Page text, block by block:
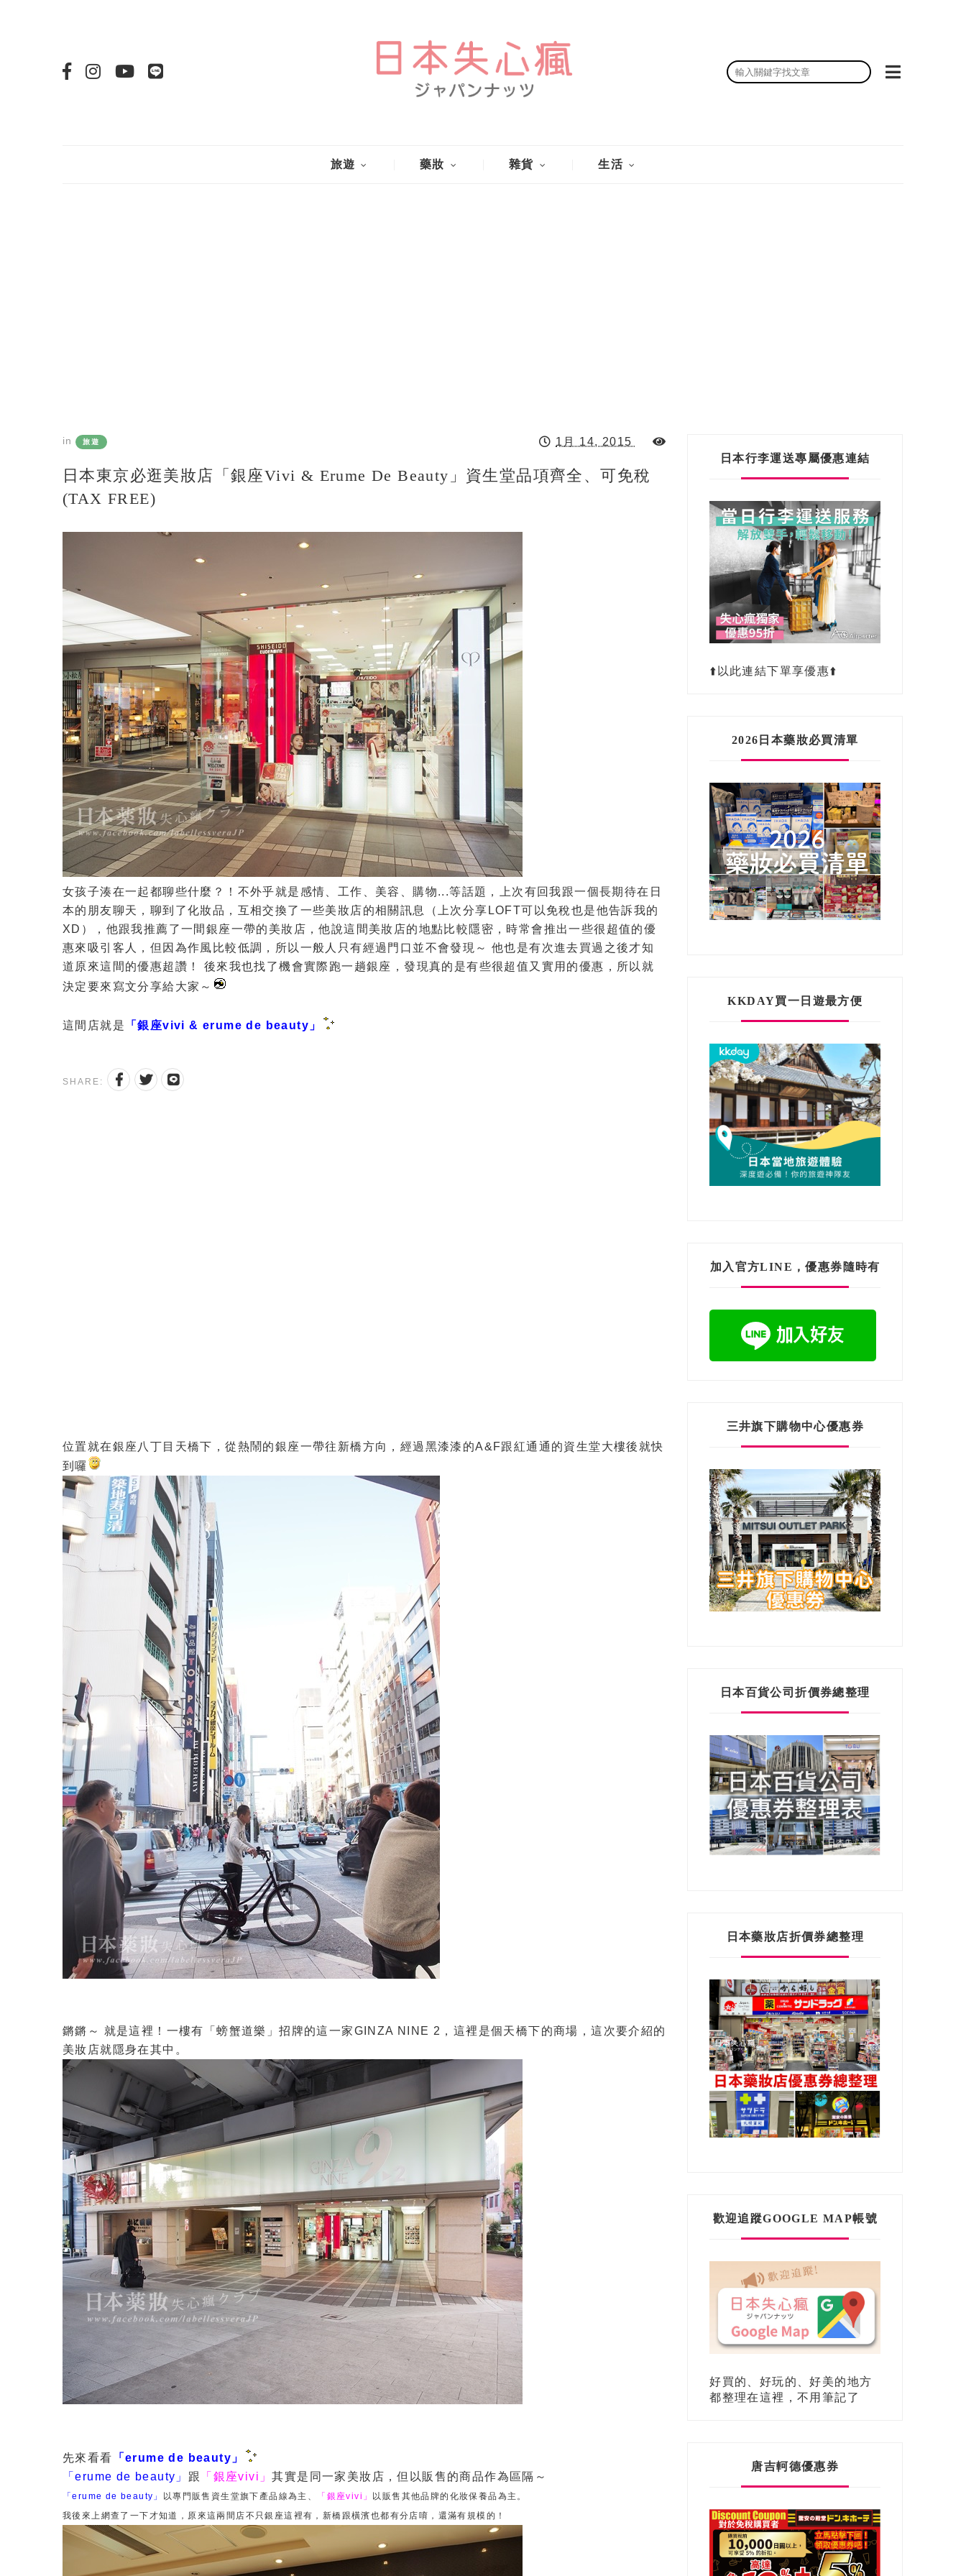
旅遊 藥妝 雜貨 生活
in 旅遊 1月 14, 2015
日本東京必逛美妝店「銀座vivi & Erume De Beauty」資生堂品項齊全、可免稅
(TAX FREE)
女孩子湊在一起都聊些什麼？！不外乎就是感情、工作、美容、購物...等話題，上次有回我跟一個長期待在日
本的朋友聊天，聊到了化妝品，互相交換了一些美妝店的相關訊息（上次分享LOFT可以免稅也是他告訴我的
XD），他跟我推薦了一間銀座一帶的美妝店，他說這間美妝店的地點比較隱密，時常會推出一些很超值的優
惠來吸引客人，但因為作風比較低調，所以一般人只有經過門口並不會發現～ 他也是有次進去買過之後才知
道原來這間的優惠超讚！ 後來我也找了機會實際跑一趟銀座，發現真的是有些很超值又實用的優惠，所以就
決定要來寫文分享給大家～
這間店就是 「銀座vivi & erume de beauty」
SHARE:
位置就在銀座八丁目天橋下，從熱鬧的銀座一帶往新橋方向，經過黑漆漆的A&F跟紅通通的資生堂大樓後就快
到囉
鏘鏘～ 就是這裡！一樓有「螃蟹道樂」招牌的這一家GINZA NINE 2，這裡是個天橋下的商場，這次要介紹的
美妝店就隱身在其中。
先來看看 「erume de beauty」
「erume de beauty」 跟 「銀座vivi」其實是同一家美妝店，但以販售的商品作為區隔～
「erume de beauty」 以專門販售資生堂旗下產品線為主、 「銀座vivi」
以販售其他品牌的化妝保養品為主。
我後來上網查了一下才知道，原來這兩間店不只銀座這裡有，新橋跟橫濱也都有分店唷，還滿有規模的！
日本行李運送專屬優惠連結
⬆️以此連結下單享優惠⬆️
2026日本藥妝必買清單
KKDAY買一日遊最方便
加入官方LINE，優惠券隨時有
三井旗下購物中心優惠券
日本百貨公司折價券總整理
日本藥妝店折價券總整理
歡迎追蹤GOOGLE MAP帳號
好買的、好玩的、好美的地方
都整理在這裡，不用筆記了
唐吉軻德優惠券